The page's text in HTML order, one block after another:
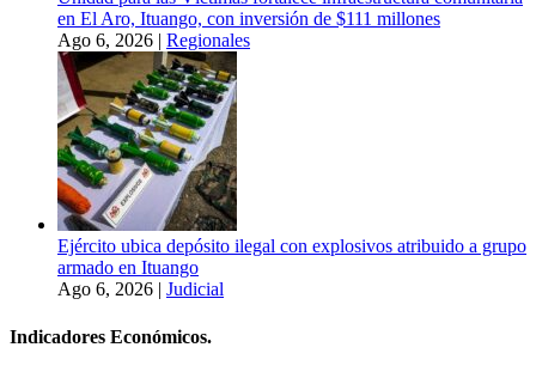
en El Aro, Ituango, con inversión de $111 millones
Ago 6, 2026 | Regionales
Ejército ubica depósito ilegal con explosivos atribuido a grupo
armado en Ituango
Ago 6, 2026 | Judicial
Indicadores Económicos.